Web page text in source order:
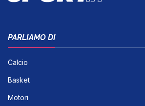
PARLIAMO DI
Calcio
Basket
Motori